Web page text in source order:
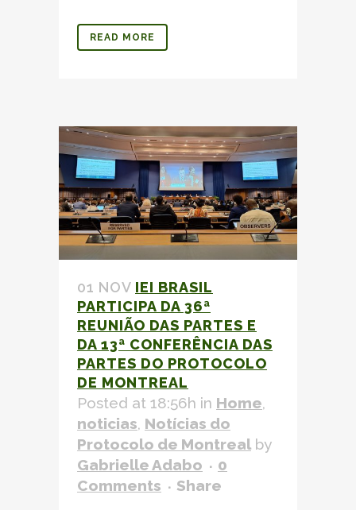
READ MORE
01 NOV IEI BRASIL
PARTICIPA DA 36ª
REUNIÃO DAS PARTES E
DA 13ª CONFERÊNCIA DAS
PARTES DO PROTOCOLO
DE MONTREAL
Posted at 18:56h in Home,
noticias, Notícias do
Protocolo de Montreal by
Gabrielle Adabo
0
Comments
Share